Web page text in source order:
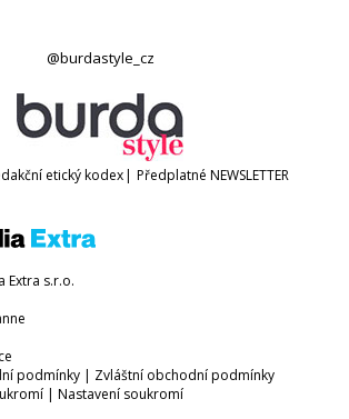
@burdastyle_cz
etický kodex| Předplatné NEWSLETTER
Extra s.r.o.
podmínky | Zvláštní obchodní podmínky
| Nastavení soukromí